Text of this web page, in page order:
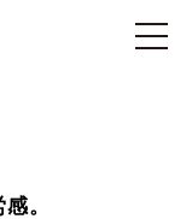
。